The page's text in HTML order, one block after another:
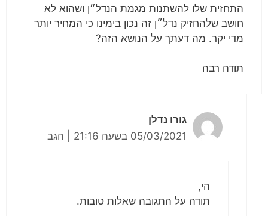
התחזית שלו להשתנות מגמת הנדל״ן ושהוא לא
חושב שלהחזיק נדל״ן זה נכון בימינו כי המחיר יותר
מדי יקר. מה דעתך על הנושא הזה?
תודה רבה
גורו נדלן
05/03/2021 בשעה 21:16
הגב
הי,
תודה על התגובה שאלות טובות.